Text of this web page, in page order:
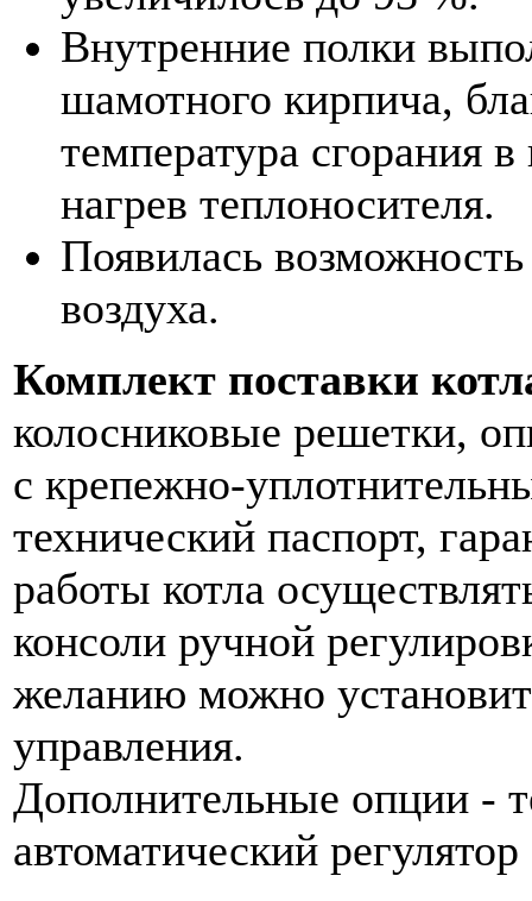
Внутренние полки
шамотного кирпича,
температура сгорания
нагрев теплоносителя.
Появилась
воздуха.
Комплект поставки
колосниковые решетки,
с крепежно-
технический паспорт,
работы котла
консоли ручной
желанию можно
управления.
Дополнительные опции -
автоматический